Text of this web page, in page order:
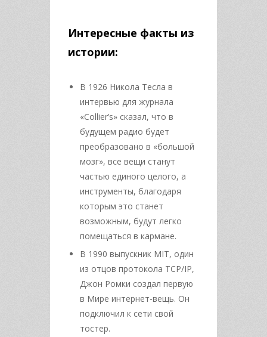
Интересные факты из
истории:
В 1926 Никола Тесла в
интервью для журнала
«Collier’s» сказал, что в
будущем радио будет
преобразовано в «большой
мозг», все вещи станут
частью единого целого, а
инструменты, благодаря
которым это станет
возможным, будут легко
помещаться в кармане.
В 1990 выпускник MIT, один
из отцов протокола TCP/IP,
Джон Ромки создал первую
в Мире интернет-вещь. Он
подключил к сети свой
тостер.